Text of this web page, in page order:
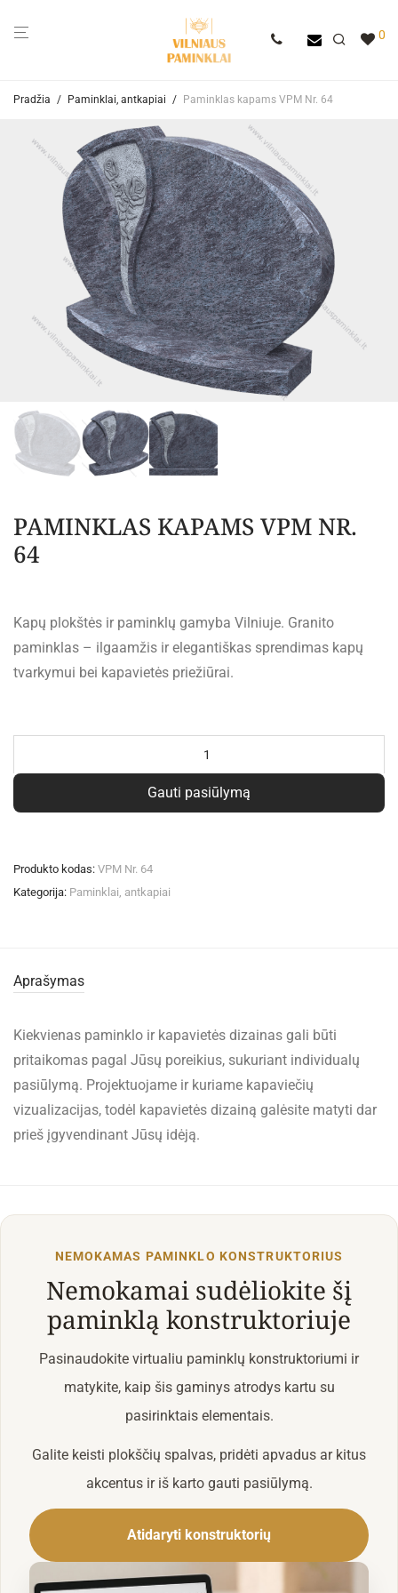
0
Pradžia / Paminklai, antkapiai / Paminklas kapams VPM Nr. 64
PAMINKLAS KAPAMS VPM NR.
64
Kapų plokštės ir paminklų gamyba Vilniuje. Granito
paminklas – ilgaamžis ir elegantiškas sprendimas kapų
tvarkymui bei kapavietės priežiūrai.
Gauti pasiūlymą
Produkto kodas: VPM Nr. 64
Kategorija: Paminklai, antkapiai
Aprašymas
Kiekvienas paminklo ir kapavietės dizainas gali būti
pritaikomas pagal Jūsų poreikius, sukuriant individualų
pasiūlymą. Projektuojame ir kuriame kapaviečių
vizualizacijas, todėl kapavietės dizainą galėsite matyti dar
prieš įgyvendinant Jūsų idėją.
NEMOKAMAS PAMINKLO KONSTRUKTORIUS
Nemokamai sudėliokite šį
paminklą konstruktoriuje
Pasinaudokite virtualiu paminklų konstruktoriumi ir
matykite, kaip šis gaminys atrodys kartu su
pasirinktais elementais.
Galite keisti plokščių spalvas, pridėti apvadus ar kitus
akcentus ir iš karto gauti pasiūlymą.
Atidaryti konstruktorių